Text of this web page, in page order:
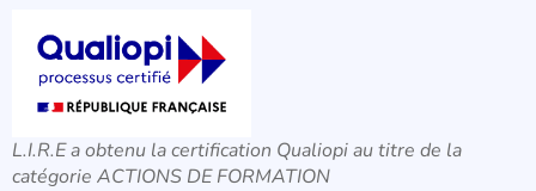
L.I.R.E a obtenu la certification Qualiopi au titre de la
catégorie ACTIONS DE FORMATION